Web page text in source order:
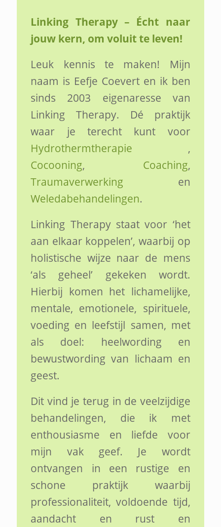
Linking Therapy – Écht naar
jouw kern, om voluit te leven!
Leuk kennis te maken! Mijn
naam is Eefje Coevert en ik ben
sinds 2003 eigenaresse van
Linking Therapy. Dé praktijk
waar je terecht kunt voor
Hydrothermtherapie ,
Cocooning, Coaching,
Traumaverwerking en
Weledabehandelingen.
Linking Therapy staat voor ‘het
aan elkaar koppelen’, waarbij op
holistische wijze naar de mens
‘als geheel’ gekeken wordt.
Hierbij komen het lichamelijke,
mentale, emotionele, spirituele,
voeding en leefstijl samen, met
als doel: heelwording en
bewustwording van lichaam en
geest.
Dit vind je terug in de veelzijdige
behandelingen, die ik met
enthousiasme en liefde voor
mijn vak geef. Je wordt
ontvangen in een rustige en
schone praktijk waarbij
professionaliteit, voldoende tijd,
aandacht en rust en